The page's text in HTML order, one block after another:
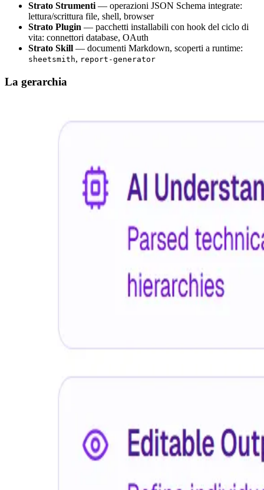
Strato Strumenti— operazioni JSON Schema integrate:
lettura/scrittura file, shell, browser
Strato Plugin — pacchetti installabili con hook del ciclo di
vita: connettori database, OAuth
Strato Skill — documenti Markdown, scoperti a runtime:
sheetsmith, report-generator
La gerarchia